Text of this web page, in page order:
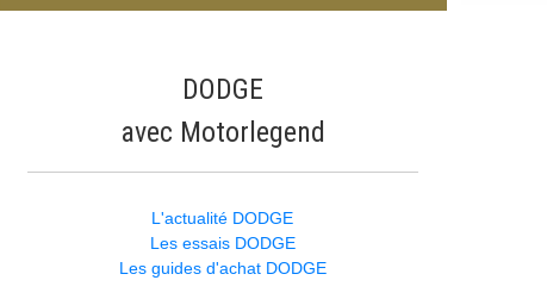
DODGE
avec Motorlegend
L'actualité DODGE
Les essais DODGE
Les guides d'achat DODGE